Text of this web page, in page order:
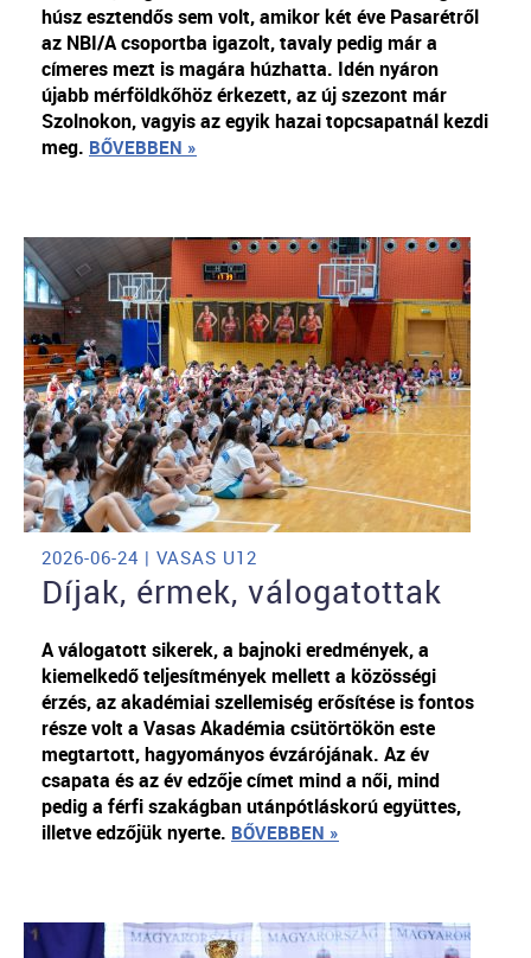
húsz esztendős sem volt, amikor két éve Pasarétről
az NBI/A csoportba igazolt, tavaly pedig már a
címeres mezt is magára húzhatta. Idén nyáron
újabb mérföldkőhöz érkezett, az új szezont már
Szolnokon, vagyis az egyik hazai topcsapatnál kezdi
meg. BŐVEBBEN »
2026-06-24 | VASAS U12
Díjak, érmek, válogatottak
A válogatott sikerek, a bajnoki eredmények, a
kiemelkedő teljesítmények mellett a közösségi
érzés, az akadémiai szellemiség erősítése is fontos
része volt a Vasas Akadémia csütörtökön este
megtartott, hagyományos évzárójának. Az év
csapata és az év edzője címet mind a női, mind
pedig a férfi szakágban utánpótláskorú együttes,
illetve edzőjük nyerte. BŐVEBBEN »